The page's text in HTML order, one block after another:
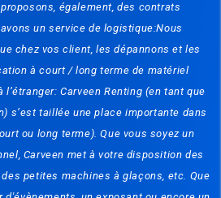
également, des contrats
un service de logistique:Nous
chez vos client, les dépannons et les
à court / long terme de matériel
Carveen Renting (en tant que
s’est taillée une place importante dans
ou long terme). Que vous soyez un
Carveen met à votre disposition des
petites machines à glaçons, etc. Que